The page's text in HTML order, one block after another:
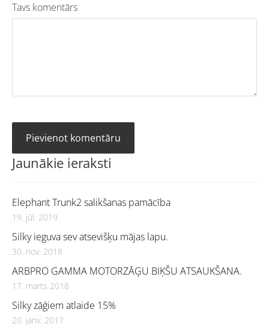
Jaunākie ieraksti
Elephant Trunk2 salikšanas pamācība
19. jūl. 2019
Silky ieguva sev atsevišķu mājas lapu.
30. nov. 2018
ARBPRO GAMMA MOTORZĀĢU BIĶŠU ATSAUKŠANA.
17. marts 2018
Silky zāģiem atlaide 15%
20. janv. 2017
Tavs komentārs